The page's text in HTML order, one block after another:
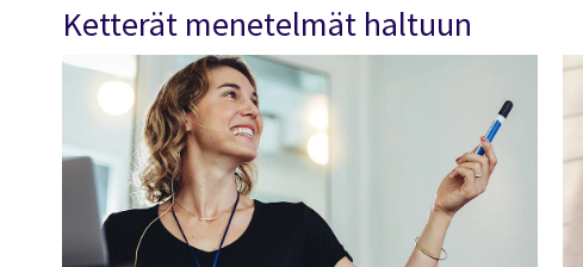
Ketterät menetelmät haltuun